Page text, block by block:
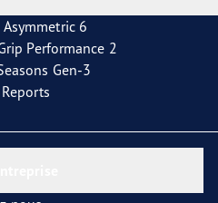
Asymmetric 6
Performance 2
Gen-3